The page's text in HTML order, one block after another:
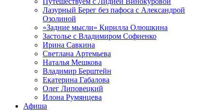
Лазурный Берег без пафоса с Александрой
Озолиной
«Задние мысли» Кирилла Олюшкина
Застолье с Владимиром Софиенко
Ирина Савкина
Светлана Артемьева
Наталья Мешкова
Владимир Берштейн
Екатерина Габалова
Олег Липовецкий
Илона Румянцева
Афиша